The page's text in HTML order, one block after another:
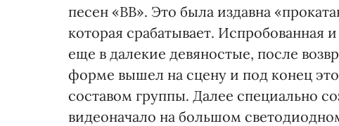
песен «ВВ». Это была издавна
которая срабатывает. Испробованная
еще в далекие девяностые, после
форме вышел на сцену и под конец
составом группы. Далее специально
видеоначало на большом